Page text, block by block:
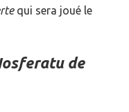
qui sera joué le
de